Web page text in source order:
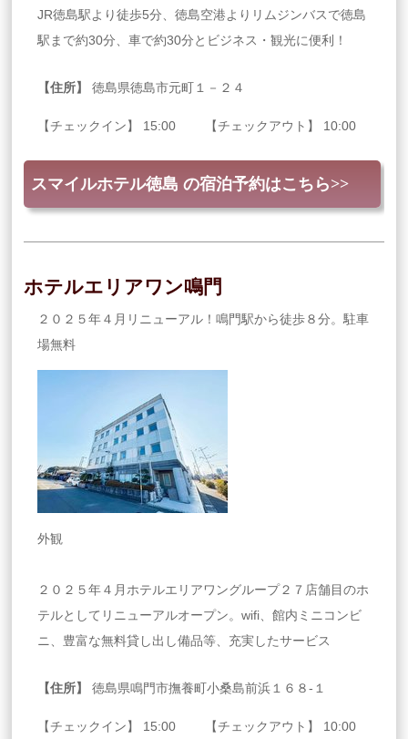
JR徳島駅より徒歩5分、徳島空港よりリムジンバスで徳島
駅まで約30分、車で約30分とビジネス・観光に便利！
【住所】 徳島県徳島市元町１－２４
【チェックイン】 15:00 【チェックアウト】 10:00
スマイルホテル徳島 の宿泊予約はこちら>>
ホテルエリアワン鳴門
２０２５年４月リニューアル！鳴門駅から徒歩８分。駐車
場無料
外観
２０２５年４月ホテルエリアワングループ２７店舗目のホ
テルとしてリニューアルオープン。wifi、館内ミニコンビ
ニ、豊富な無料貸し出し備品等、充実したサービス
【住所】 徳島県鳴門市撫養町小桑島前浜１６８‐１
【チェックイン】 15:00 【チェックアウト】 10:00